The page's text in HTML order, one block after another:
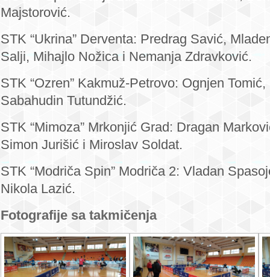
Majstorović.
STK “Ukrina” Derventa: Predrag Savić,
Salji, Mihajlo Nožica i Nemanja Zdravković.
STK “Ozren” Kakmuž-Petrovo: Ognjen
Sabahudin Tutundžić.
STK “Mimoza” Mrkonjić Grad: Dragan
Simon Jurišić i Miroslav Soldat.
STK “Modriča Spin” Modriča 2: Vladan
Nikola Lazić.
Fotografije sa takmičenja